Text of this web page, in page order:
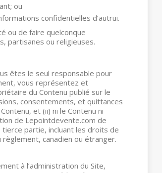
ou
confidentielles d’autrui.
ou de faire quelconque
partisanes ou religieuses.
êtes le seul responsable pour
vous représentez et
du Contenu publié sur le
consentements, et quittances
et (ii) ni le Contenu ni
de Lepointdevente.com de
partie, incluant les droits de
canadien ou étranger.
à l’administration du Site,